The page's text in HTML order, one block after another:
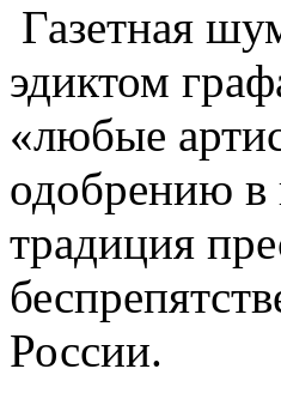
Газетная
эдиктом
«любые
одобрению в
традиция
России.